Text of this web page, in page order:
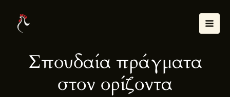
περιεχόμενο
Σπουδαία πράγματα
στον ορίζοντα